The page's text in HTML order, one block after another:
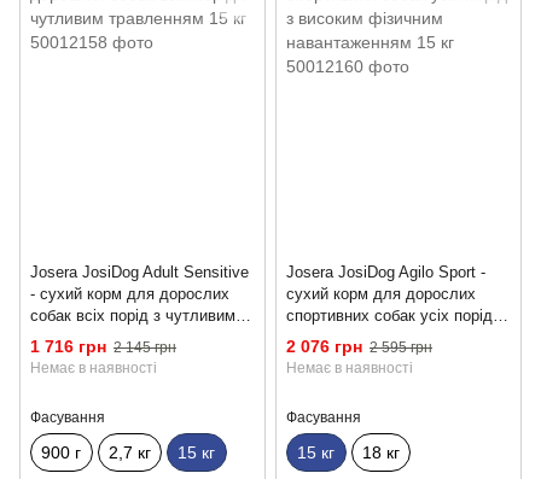
Josera JosiDog Adult Sensitive
- сухий корм для дорослих
собак всіх порід з чутливим
травленням 15 кг
1 716 грн 2 145 грн
Немає в наявності
Фасування
900 г 2,7 кг 15 кг
Josera JosiDog Agilo Sport -
сухий корм для дорослих
спортивних собак усіх порід з
високим фізичним
навантаженням 15 кг
2 076 грн 2 595 грн
Немає в наявності
Фасування
15 кг 18 кг